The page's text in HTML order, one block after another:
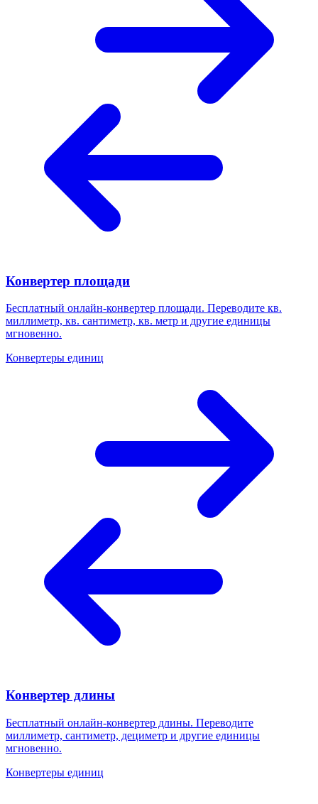
Конвертер площади
Бесплатный онлайн-конвертер площади. Переводите кв.
миллиметр, кв. сантиметр, кв. метр и другие единицы
мгновенно.
Конвертеры единиц
Конвертер длины
Бесплатный онлайн-конвертер длины. Переводите
миллиметр, сантиметр, дециметр и другие единицы
мгновенно.
Конвертеры единиц